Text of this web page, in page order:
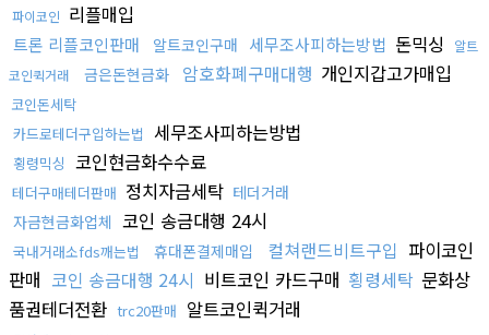
파이코인 리플매입
트론 리플코인판매 알트코인구매 세무조사피하는방법 돈믹싱
알트
코인퀵거래
금은돈현금화 암호화폐구매대행 개인지갑고가매입
코인돈세탁
카드로테더구입하는법 세무조사피하는방법
횡령믹싱 코인현금화수수료
테더구매테더판매 정치자금세탁 테더거래
자금현금화업체 코인 송금대행 24시
국내거래소fds깨는법 휴대폰결제매입 컬쳐랜드비트구입 파이코인
판매 코인 송금대행 24시 비트코인 카드구매 횡령세탁 문화상
품권테더전환 trc20판매 알트코인퀵거래